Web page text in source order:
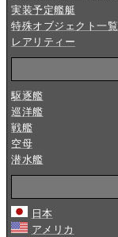
実装予定艦艇
特殊オブジェクト一覧
レアリティー
駆逐艦
巡洋艦
戦艦
空母
潜水艦
日本
アメリカ